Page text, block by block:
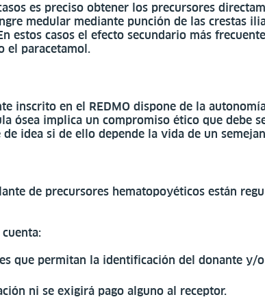
es preciso obtener los precursores
medular mediante punción de las crestas
estos casos el efecto secundario más
el paracetamol.
inscrito en el REDMO dispone de la
ósea implica un compromiso ético que debe
idea si de ello depende la vida de un
de precursores hematopoyéticos están
que permitan la identificación del donante y/
ni se exigirá pago alguno al receptor.